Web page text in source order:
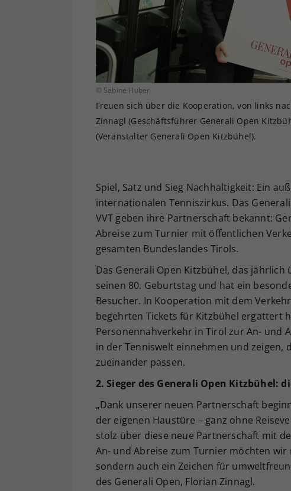
© Sabine Huber
Freuen sich über die Kooperation, von links
Zinnagl (Geschäftsführer Generali Open
(Veranstalter Generali Open Kitzbühel).
Spiel, Satz und Sieg Nachhaltigkeit: Ein
internationalen Tenniszirkus. Das
VVT geben ihre Partnerschaft bekannt:
Abreise zum Turnier mit öffentlichen
gesamten Bundeslandes Tirols.
Das Generali Open Kitzbühel, das jährlich
seinen 80. Geburtstag und hat ein
Besucher. In Kooperation mit dem
begehrten Tickets für Kitzbühel ergattert
Personennahverkehr in Tirol zur An- und
in der Tenniswelt einnehmen und
zueinander passen.
2. Sieger des Generali Open Kitzbühel:
„Dank unserer neuen Partnerschaft
der eigenen Haustüre – ganz ohne
stolz über diese neue Partnerschaft mit
An- und Abreise zum Turnier möchten
sondern auch ein Zeichen für
des Generali Open, Florian Zinnagl.